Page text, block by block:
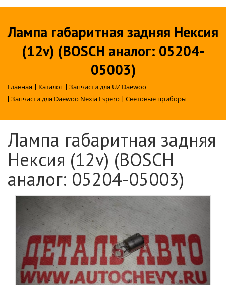
Лампа габаритная задняя Нексия
(12v) (BOSCH аналог: 05204-
05003)
Главная | Каталог | Запчасти для UZ Daewoo
| Запчасти для Daewoo Nexia Espero | Световые приборы
Лампа габаритная задняя
Нексия (12v) (BOSCH
аналог: 05204-05003)